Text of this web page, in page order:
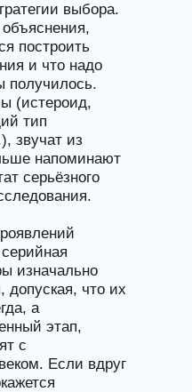
выбора.
построить
и что надо
получилось.
(истероид,
тип
звучат из
напоминают
серьёзного
изначально
допуская, что их
а
этап,
с
Если вдруг